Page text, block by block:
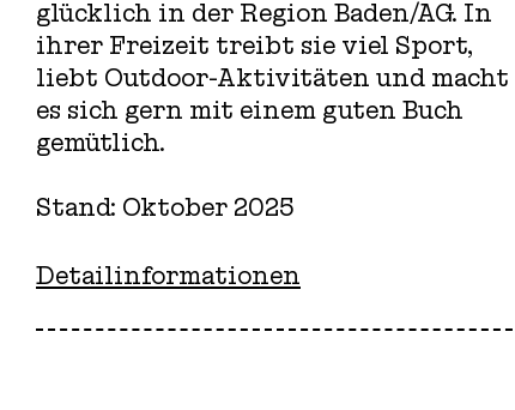
glücklich in der Region Baden/AG. In
ihrer Freizeit treibt sie viel Sport,
liebt Outdoor-Aktivitäten und macht
es sich gern mit einem guten Buch
gemütlich.
Stand: Oktober 2025
Detailinformationen